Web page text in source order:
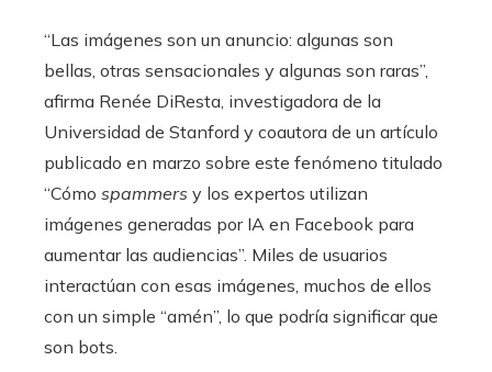
“Las imágenes son un anuncio: algunas son
bellas, otras sensacionales y algunas son raras”,
afirma Renée DiResta, investigadora de la
Universidad de Stanford y coautora de un artículo
publicado en marzo sobre este fenómeno titulado
“Cómo spammers y los expertos utilizan
imágenes generadas por IA en Facebook para
aumentar las audiencias”. Miles de usuarios
interactúan con esas imágenes, muchos de ellos
con un simple “amén”, lo que podría significar que
son bots.